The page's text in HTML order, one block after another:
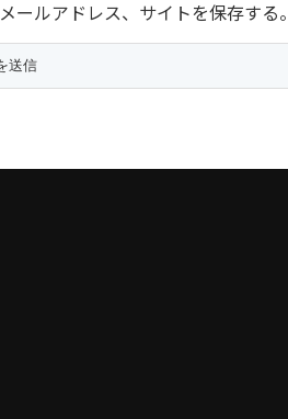
ールアドレス、サイトを保存する。